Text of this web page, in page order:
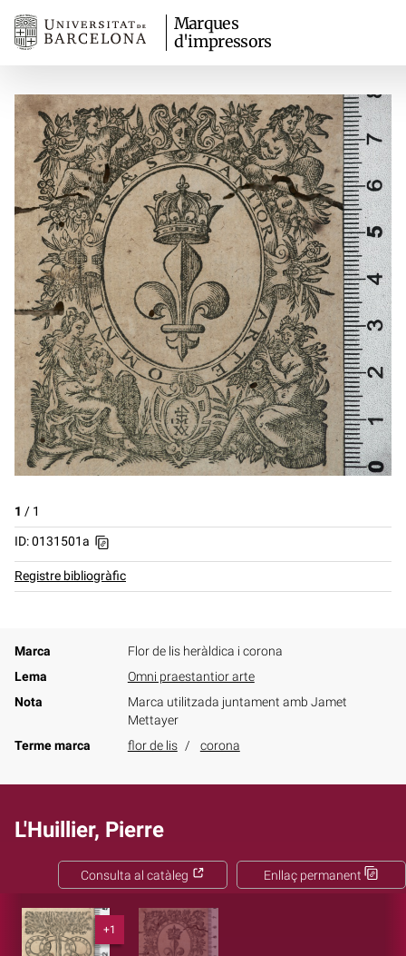
Marques
d'impressors
1 / 1
ID: 0131501a
Registre bibliogràfic
Marca
Flor de lis heràldica i corona
Lema
Omni praestantior arte
Nota
Marca utilitzada juntament amb Jamet
Mettayer
Terme marca
flor de lis corona
L'Huillier, Pierre
Enllaç permanent
Consulta al catàleg
+1